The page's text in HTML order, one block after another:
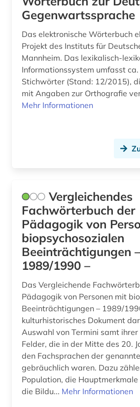
Gegenwartssprache
Das elektronische Wörterbuch
Projekt des Instituts für
Mannheim. Das lexikalisch-
Informationssystem umfasst
Stichwörter (Stand: 12/2015),
mit Angaben zur Orthografie
Mehr Informationen
Vergleichendes
Fachwörterbuch der
Pädagogik von
biopsychosozialen
Beeinträchtigungen –
1989/1990 –
Das Vergleichende
Pädagogik von Personen mit
Beeinträchtigungen – 1989/
kulturhistorisches Dokument
Auswahl von Termini samt
Felder, die in der Mitte des 20.
den Fachsprachen der
gebräuchlich waren. Dazu
Population, die
die Bildu... Mehr Informationen